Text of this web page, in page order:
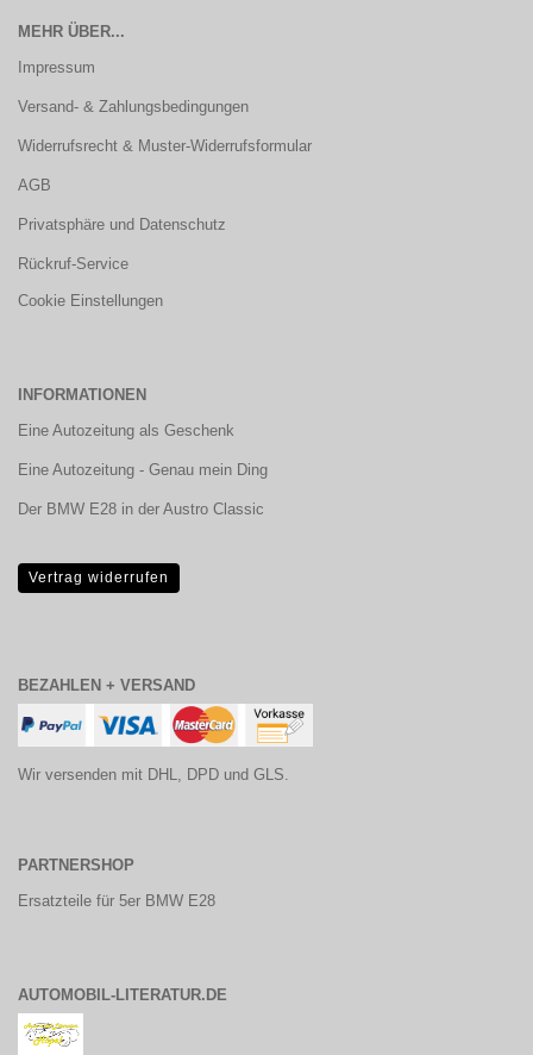
MEHR ÜBER...
Impressum
Versand- & Zahlungsbedingungen
Widerrufsrecht & Muster-Widerrufsformular
AGB
Privatsphäre und Datenschutz
Rückruf-Service
Cookie Einstellungen
INFORMATIONEN
Eine Autozeitung als Geschenk
Eine Autozeitung - Genau mein Ding
Der BMW E28 in der Austro Classic
Vertrag widerrufen
BEZAHLEN + VERSAND
Wir versenden mit DHL, DPD und GLS.
PARTNERSHOP
Ersatzteile für 5er BMW E28
AUTOMOBIL-LITERATUR.DE